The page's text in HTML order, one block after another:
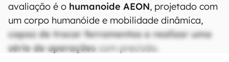
avaliação é o humanoide AEON, projetado com
um corpo humanóide e mobilidade dinâmica,
capaz de trocar ferramentas e realizar uma
série de operaçõescom precisão.